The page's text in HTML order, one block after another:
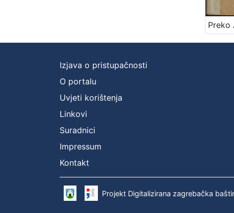
Izjava o pristupačnosti
O portalu
Uvjeti korištenja
Linkovi
Suradnici
Impressum
Kontakt
Projekt Digitalizirana zagrebačka